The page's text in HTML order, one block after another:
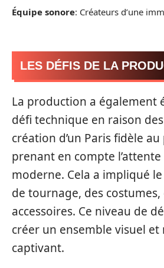
Équipe sonore: Créateurs d’une
LES DÉFIS DE LA
La production a également
défi technique en raison
création d’un Paris fidèle
prenant en compte l’attente
moderne. Cela a impliqué
de tournage, des costumes,
accessoires. Ce niveau de
créer un ensemble visuel
captivant.